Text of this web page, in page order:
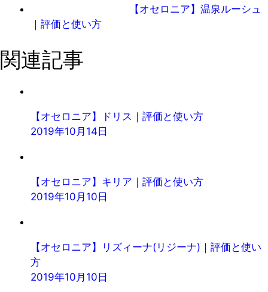
【オセロニア】温泉ルーシュ
｜評価と使い方
関連記事
【オセロニア】ドリス｜評価と使い方
2019年10月14日
【オセロニア】キリア｜評価と使い方
2019年10月10日
【オセロニア】リズィーナ(リジーナ)｜評価と使い
方
2019年10月10日